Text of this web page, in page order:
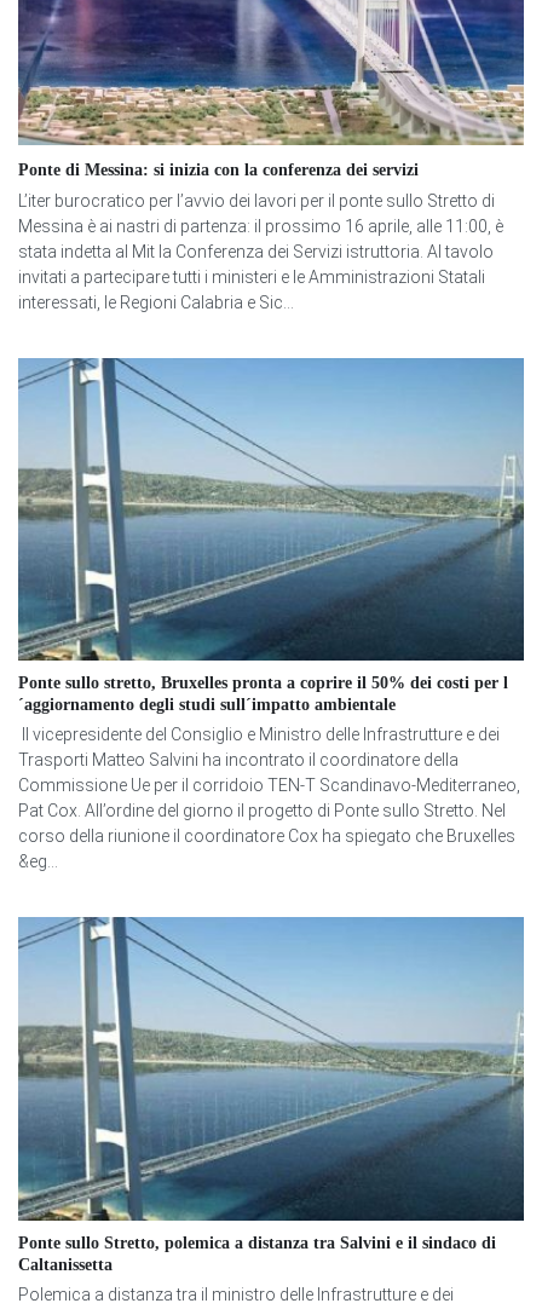
Ponte di Messina: si inizia con la conferenza dei servizi
L’iter burocratico per l’avvio dei lavori per il ponte sullo Stretto di
Messina è ai nastri di partenza: il prossimo 16 aprile, alle 11:00, è
stata indetta al Mit la Conferenza dei Servizi istruttoria. Al tavolo
invitati a partecipare tutti i ministeri e le Amministrazioni Statali
interessati, le Regioni Calabria e Sic...
Ponte sullo stretto, Bruxelles pronta a coprire il 50% dei costi per l
´aggiornamento degli studi sull´impatto ambientale
Il vicepresidente del Consiglio e Ministro delle Infrastrutture e dei
Trasporti Matteo Salvini ha incontrato il coordinatore della
Commissione Ue per il corridoio TEN-T Scandinavo-Mediterraneo,
Pat Cox. All’ordine del giorno il progetto di Ponte sullo Stretto. Nel
corso della riunione il coordinatore Cox ha spiegato che Bruxelles
&eg...
Ponte sullo Stretto, polemica a distanza tra Salvini e il sindaco di
Caltanissetta
Polemica a distanza tra il ministro delle Infrastrutture e dei